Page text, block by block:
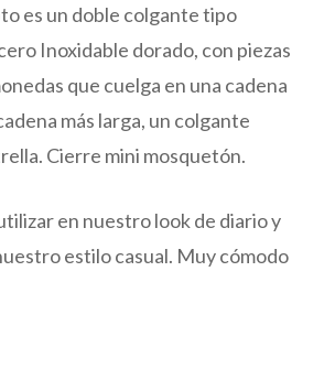
es un doble colgante tipo
Inoxidable dorado, con piezas
que cuelga en una cadena
más larga, un colgante
Cierre mini mosquetón.
en nuestro look de diario y
estilo casual. Muy cómodo